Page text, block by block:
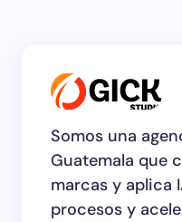
Somos una
Guatemala que
marcas y aplica
procesos y